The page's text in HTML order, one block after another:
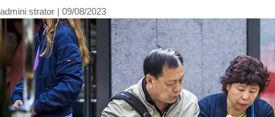
admini strator | 09/08/2023